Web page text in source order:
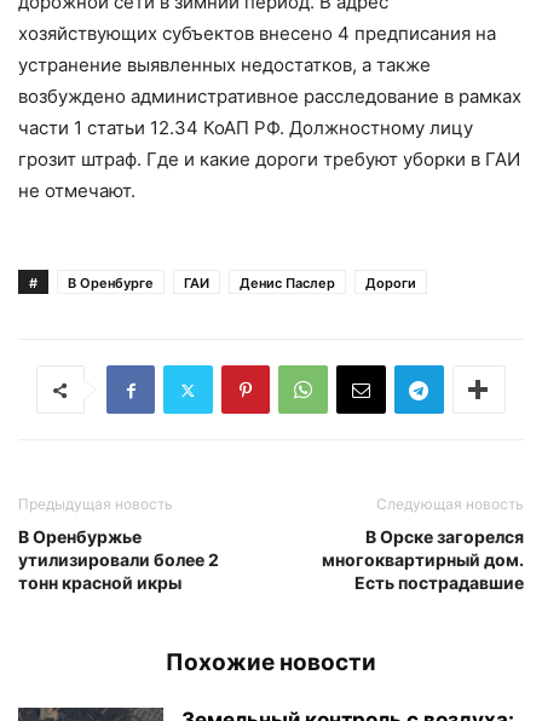
хозяйствующих субъектов внесено 4 предписания на
устранение выявленных недостатков, а также
возбуждено административное расследование в рамках
части 1 статьи 12.34 КоАП РФ. Должностному лицу
грозит штраф. Где и какие дороги требуют уборки в ГАИ
не отмечают.
# В Оренбурге ГАИ Денис Паслер Дороги
Предыдущая новость
В Оренбуржье
утилизировали более 2
тонн красной икры
Следующая новость
В Орске загорелся
многоквартирный дом.
Есть пострадавшие
Похожие новости